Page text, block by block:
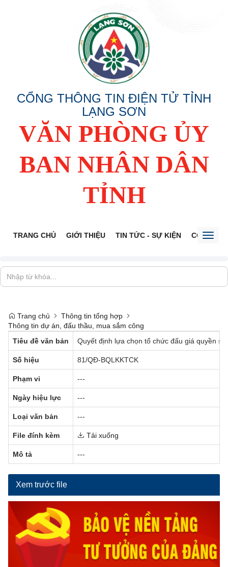
CỔNG THÔNG TIN ĐIỆN TỬ TỈNH
LẠNG SƠN
VĂN PHÒNG ỦY
BAN NHÂN DÂN
TỈNH
TRANG CHỦ GIỚI THIỆU TIN TỨC - SỰ KIỆN CỔNG
Trang chủ
Thông tin tổng hợp
Thông tin dự án, đấu thầu, mua sắm công
Tiêu đề văn bản
Quyết định lựa chọn tổ chức đấu giá quyền
Số hiệu 81/QĐ-BQLKKTCK
Phạm vi ---
Ngày hiệu lực ---
Loại văn bản ---
File đính kèm Tải xuống
Mô tả ---
Xem trước file